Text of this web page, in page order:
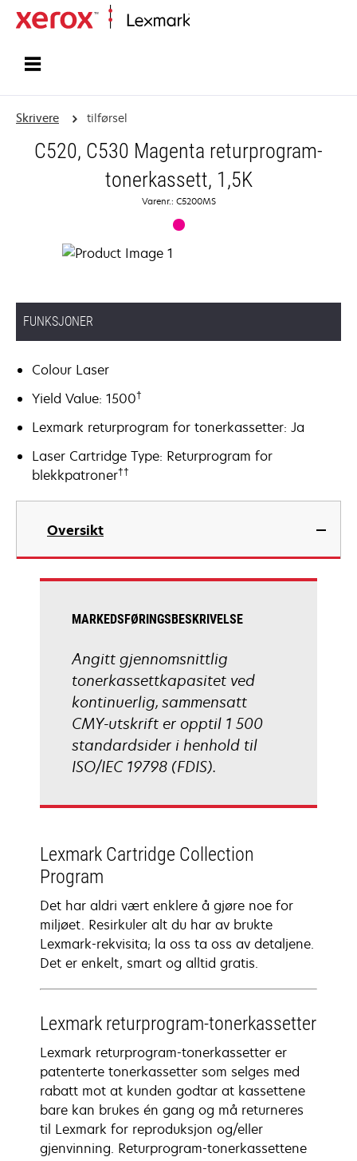
Skrivere tilførsel
C520, C530 Magenta returprogram-
tonerkassett, 1,5K
Varenr.: C5200MS
FUNKSJONER
Colour Laser
Yield Value: 1500†
Lexmark returprogram for tonerkassetter: Ja
Laser Cartridge Type: Returprogram for
blekkpatroner††
Oversikt
MARKEDSFØRINGSBESKRIVELSE
Angitt gjennomsnittlig
tonerkassettkapasitet ved
kontinuerlig, sammensatt
CMY-utskrift er opptil 1 500
standardsider i henhold til
ISO/IEC 19798 (FDIS).
Lexmark Cartridge Collection
Program
Det har aldri vært enklere å gjøre noe for
miljøet. Resirkuler alt du har av brukte
Lexmark-rekvisita; la oss ta oss av detaljene.
Det er enkelt, smart og alltid gratis.
Lexmark returprogram-tonerkassetter
Lexmark returprogram-tonerkassetter er
patenterte tonerkassetter som selges med
rabatt mot at kunden godtar at kassettene
bare kan brukes én gang og må returneres
til Lexmark for reproduksjon og/eller
gjenvinning. Returprogram-tonerkassettene